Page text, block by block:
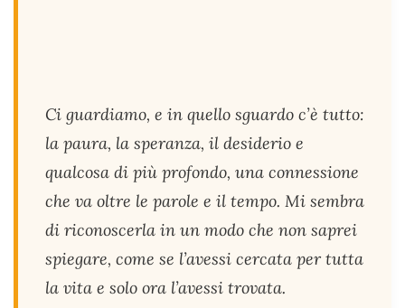
Ci guardiamo, e in quello sguardo c’è tutto:
la paura, la speranza, il desiderio e
qualcosa di più profondo, una connessione
che va oltre le parole e il tempo. Mi sembra
di riconoscerla in un modo che non saprei
spiegare, come se l’avessi cercata per tutta
la vita e solo ora l’avessi trovata.